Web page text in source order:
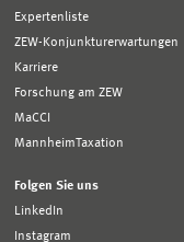
Expertenliste
ZEW-Konjunkturerwartungen
Karriere
Forschung am ZEW
MaCCI
MannheimTaxation
Folgen Sie uns
LinkedIn
Instagram